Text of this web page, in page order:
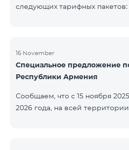
следующих тарифных
Абоненты получат 600 минут
Канады, Beeline РФ и Tele2
минут и 14 ГБ интернета
будет переименован в «Be
пла
16 November
Специальное предложение
Республики Армения
Сообщаем, что с 15 ноября
2026 года, на всей